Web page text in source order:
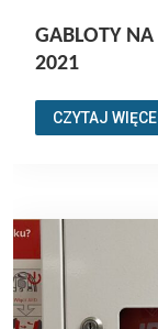
GABLOTY
2021
CZYTAJ